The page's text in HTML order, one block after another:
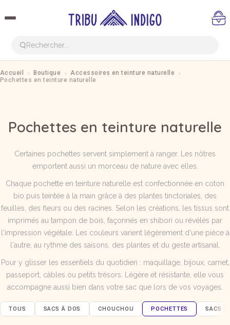
Accueil › Boutique › Accessoires en teinture naturelle ›
Pochettes en teinture naturelle
Pochettes en teinture naturelle
Certaines pochettes servent simplement à ranger. Les nôtres
emportent aussi un morceau de nature avec elles.
Chaque pochette en teinture naturelle est confectionnée en coton
bio puis teintée à la main grâce à des plantes tinctoriales, des
feuilles, des fleurs ou des racines. Selon les créations, les tissus sont
imprimés au tampon de bois, façonnés en shibori ou révélés par
l'impression végétale. Les couleurs varient légèrement d'une pièce à
l'autre, au rythme des saisons, des plantes et du geste artisanal.
Pour y glisser les essentiels du quotidien : maquillage, bijoux, carnet,
passeport, câbles ou petits trésors. Légère et résistante, elle vous
accompagne aussi bien dans votre sac que lors de vos voyages.
TOUS SACS À DOS CHOUCHOU POCHETTES SACS